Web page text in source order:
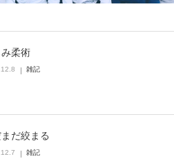
柔術
雑記
まだ絞まる
雑記